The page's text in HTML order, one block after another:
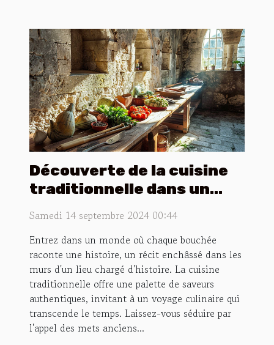
Découverte de la cuisine
traditionnelle dans un
cadre historique
Samedi 14 septembre 2024 00:44
Entrez dans un monde où chaque bouchée
raconte une histoire, un récit enchâssé dans les
murs d'un lieu chargé d'histoire. La cuisine
traditionnelle offre une palette de saveurs
authentiques, invitant à un voyage culinaire qui
transcende le temps. Laissez-vous séduire par
l'appel des mets anciens...